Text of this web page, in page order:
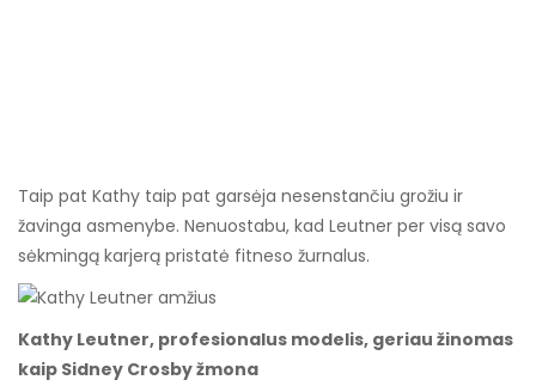
Taip pat Kathy taip pat garsėja nesenstančiu grožiu ir
žavinga asmenybe. Nenuostabu, kad Leutner per visą savo
sėkmingą karjerą pristatė fitneso žurnalus.
Kathy Leutner, profesionalus modelis, geriau žinomas
kaip Sidney Crosby žmona